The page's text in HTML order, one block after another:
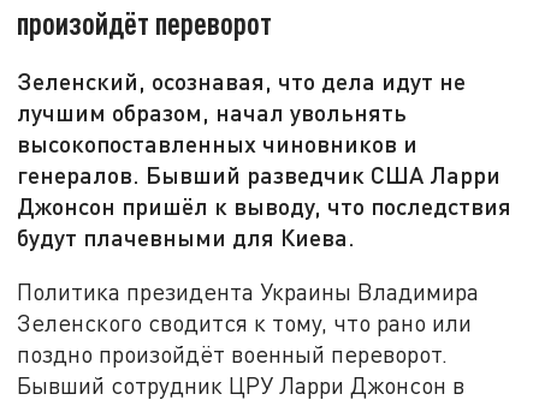
произойдёт переворот
Зеленский, осознавая, что дела идут не
лучшим образом, начал увольнять
высокопоставленных чиновников и
генералов. Бывший разведчик США Ларри
Джонсон пришёл к выводу, что последствия
будут плачевными для Киева.
Политика президента Украины Владимира
Зеленского сводится к тому, что рано или
поздно произойдёт военный переворот.
Бывший сотрудник ЦРУ Ларри Джонсон в